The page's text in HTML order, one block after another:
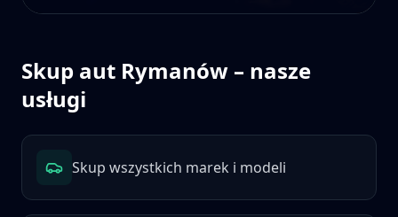
Skup aut Rymanów – nasze
usługi
Skup wszystkich marek i modeli